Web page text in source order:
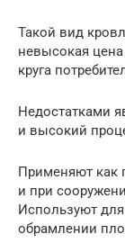
Такой вид
невысокая
круга
Недостатками
и высокий
Применяют как
и при
Используют
обрамлении